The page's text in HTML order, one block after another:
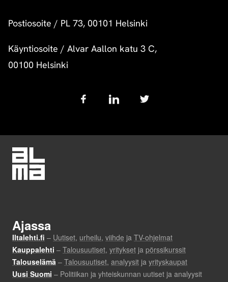
Postiosoite / PL 73, 00101 Helsinki
Käyntiosoite / Alvar Aallon katu 3 C,
00100 Helsinki